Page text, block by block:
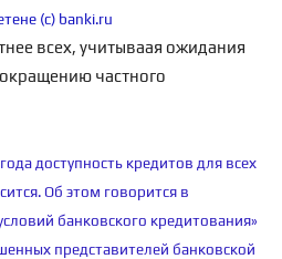
(с) banki.ru
всех, учитываая ожидания
частного
доступность кредитов для всех
Об этом говорится в
банковского кредитования»
представителей банковской